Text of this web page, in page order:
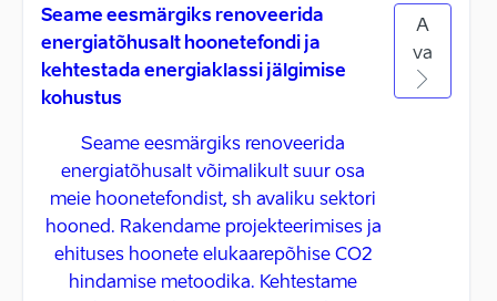
Seame eesmärgiks renoveerida
energiatõhusalt hoonetefondi ja
kehtestada energiaklassi jälgimise
kohustus
Seame eesmärgiks renoveerida
energiatõhusalt võimalikult suur osa
meie hoonetefondist, sh avaliku sektori
hooned. Rakendame projekteerimises ja
ehituses hoonete elukaarepõhise CO2
hindamise metoodika. Kehtestame
A
va